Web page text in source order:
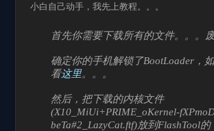
小白自己动手，我先上教程。。。
首先你需要下载所有的文件。。。废
确定你的手机解锁了BootLoader，
看这里。。。
然后，把下载的内核文件
(X10_MiUi+PRIME_oKernel-
beTa#2_LazyCat.ftf)放到FlashTool的